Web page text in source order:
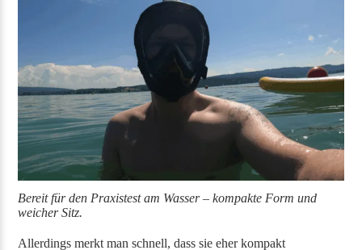
Bereit für den Praxistest am Wasser – kompakte Form und
weicher Sitz.
Allerdings merkt man schnell, dass sie eher kompakt